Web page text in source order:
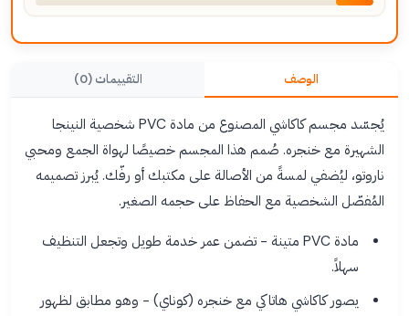
الوصف التقييمات (0)
يُجسّد مجسم كاكاشي المصنوع من مادة PVC شخصية النينجا
الشهيرة مع خنجره. صُمم هذا المجسم خصيصًا لهواة الجمع ومحبي
ناروتو، ليُضفي لمسةً من الأصالة على مكتبك أو رفّك. يُبرز تصميمه
المُفصّل الشخصية مع الحفاظ على حجمه الصغير.
مادة PVC متينة - تضمن عمر خدمة طويل وتجعل التنظيف
سهلاً.
يصور كاكاشي هاتاكي مع خنجره (كوناي) - وهو مطابق لظهور